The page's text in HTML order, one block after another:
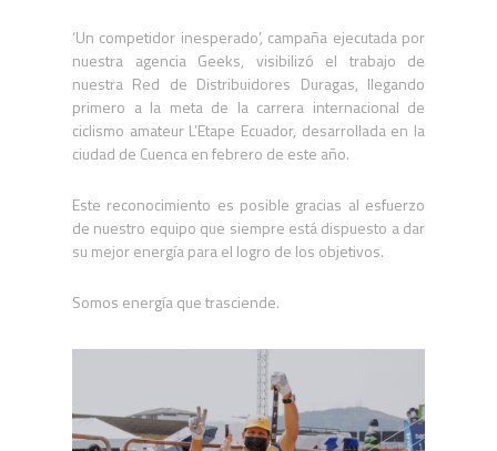
‘Un competidor inesperado’, campaña ejecutada por
nuestra agencia Geeks, visibilizó el trabajo de
nuestra Red de Distribuidores Duragas, llegando
primero a la meta de la carrera internacional de
ciclismo amateur L’Etape Ecuador, desarrollada en la
ciudad de Cuenca en febrero de este año.
Este reconocimiento es posible gracias al esfuerzo
de nuestro equipo que siempre está dispuesto a dar
su mejor energía para el logro de los objetivos.
Somos energía que trasciende.